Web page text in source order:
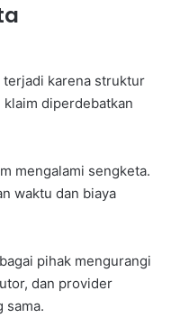
karena struktur
klaim diperdebatkan
mengalami sengketa.
waktu dan biaya
pihak mengurangi
dan provider
sama.